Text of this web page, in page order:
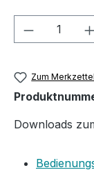
Produkt
Zum
Downloads